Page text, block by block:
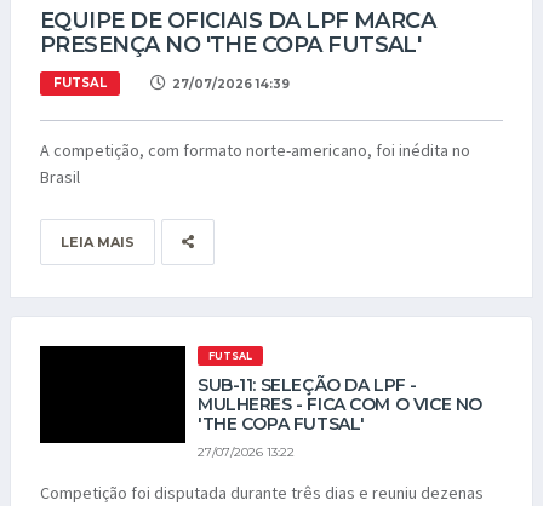
EQUIPE DE OFICIAIS DA LPF MARCA
PRESENÇA NO 'THE COPA FUTSAL'
FUTSAL 27/07/2026 14:39
A competição, com formato norte-americano, foi inédita no
Brasil
LEIA MAIS
FUTSAL
SUB-11: SELEÇÃO DA LPF -
MULHERES - FICA COM O VICE NO
'THE COPA FUTSAL'
27/07/2026 13:22
Competição foi disputada durante três dias e reuniu dezenas